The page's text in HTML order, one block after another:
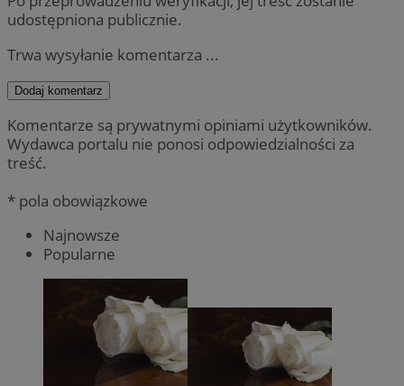
udostępniona publicznie.
Trwa wysyłanie komentarza ...
Dodaj komentarz
Komentarze są prywatnymi opiniami użytkowników.
Wydawca portalu nie ponosi odpowiedzialności za
treść.
* pola obowiązkowe
Najnowsze
Popularne